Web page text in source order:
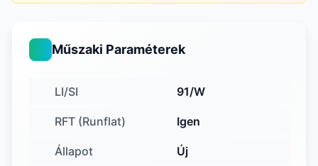
Műszaki Paraméterek
LI/SI 91/W
RFT (Runflat) Igen
Állapot Új